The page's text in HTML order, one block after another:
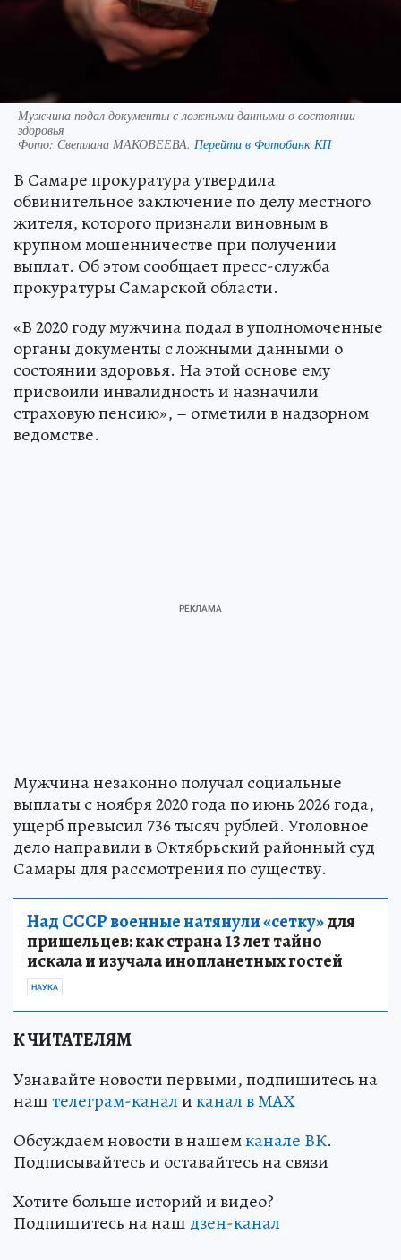
Мужчина подал документы с ложными данными о состоянии
здоровья
Фото: Светлана МАКОВЕЕВА. Перейти в Фотобанк КП
В Самаре прокуратура утвердила
обвинительное заключение по делу местного
жителя, которого признали виновным в
крупном мошенничестве при получении
выплат. Об этом сообщает пресс-служба
прокуратуры Самарской области.
«В 2020 году мужчина подал в уполномоченные
органы документы с ложными данными о
состоянии здоровья. На этой основе ему
присвоили инвалидность и назначили
страховую пенсию», – отметили в надзорном
ведомстве.
Мужчина незаконно получал социальные
выплаты с ноября 2020 года по июнь 2026 года,
ущерб превысил 736 тысяч рублей. Уголовное
дело направили в Октябрьский районный суд
Самары для рассмотрения по существу.
Над СССР военные натянули «сетку»для
пришельцев: как страна 13 лет тайно
искала и изучала инопланетных гостей
НАУКА
К ЧИТАТЕЛЯМ
Узнавайте новости первыми, подпишитесь на
наштелеграм-каналиканал в МАХ
Обсуждаем новости в нашемканале ВК.
Подписывайтесь и оставайтесь на связи
Хотите больше историй и видео?
Подпишитесь на наш дзен-канал